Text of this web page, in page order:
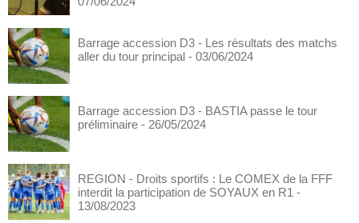
Barrage accession D3 - Les résultats des matchs
aller du tour principal - 03/06/2024
Barrage accession D3 - BASTIA passe le tour
préliminaire - 26/05/2024
REGION - Droits sportifs : Le COMEX de la FFF
interdit la participation de SOYAUX en R1 -
13/08/2023